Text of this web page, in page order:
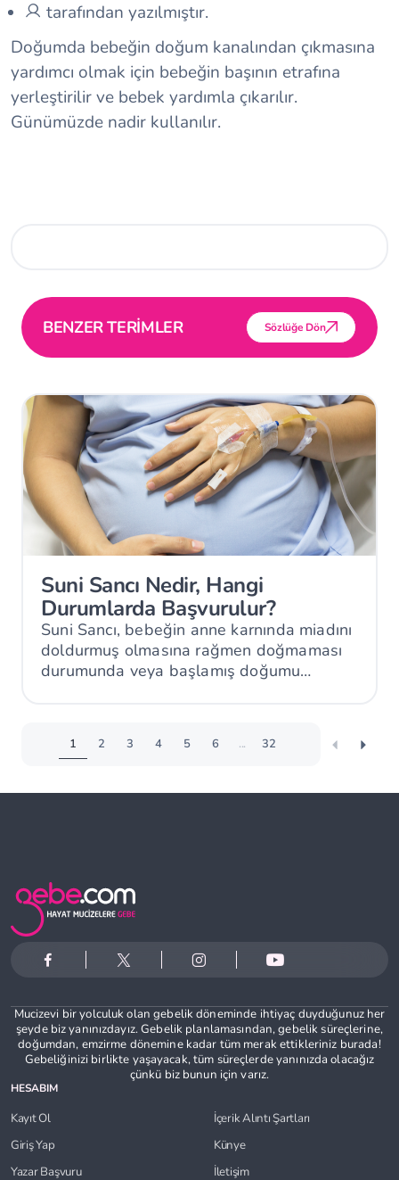
tarafından yazılmıştır.
Doğumda bebeğin doğum kanalından çıkmasına
yardımcı olmak için bebeğin başının etrafına
yerleştirilir ve bebek yardımla çıkarılır.
Günümüzde nadir kullanılır.
BENZER TERİMLER Sözlüğe Dön
Suni Sancı Nedir, Hangi
Durumlarda Başvurulur?
Suni Sancı, bebeğin anne karnında miadını
doldurmuş olmasına rağmen doğmaması
durumunda veya başlamış doğumu
1 2 3 4 5 6 ... 32
Mucizevi bir yolculuk olan gebelik döneminde ihtiyaç duyduğunuz her
şeyde biz yanınızdayız. Gebelik planlamasından, gebelik süreçlerine,
doğumdan, emzirme dönemine kadar tüm merak ettikleriniz burada!
Gebeliğinizi birlikte yaşayacak, tüm süreçlerde yanınızda olacağız
çünkü biz bunun için varız.
HESABIM
Kayıt Ol
Giriş Yap
Yazar Başvuru
İçerik Alıntı Şartları
Künye
İletişim